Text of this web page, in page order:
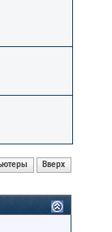
Вверх